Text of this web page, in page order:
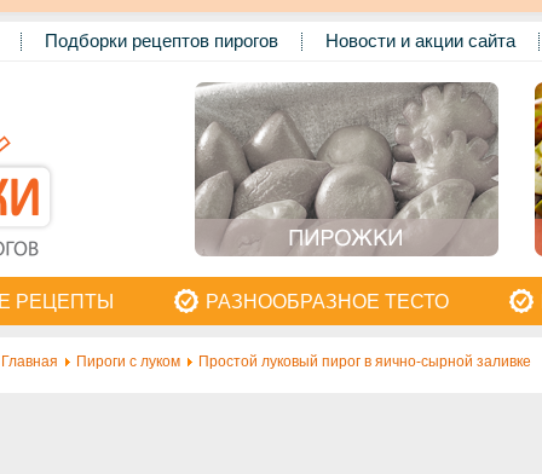
Подборки рецептов пирогов Новости и акции сайта
РЕЦЕПТЫ РАЗНООБРАЗНОЕ ТЕСТО
Главная Пироги с луком Простой луковый пирог в яично-сырной заливке